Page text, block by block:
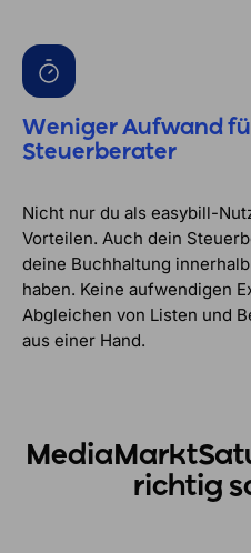
Weniger Aufwand
Steuerberater
Nicht nur du als easybill-
Vorteilen. Auch dein
deine Buchhaltung
haben. Keine aufwendigen
Abgleichen von Listen und
aus einer Hand.
richtig